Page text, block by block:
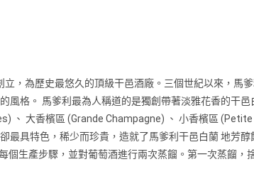
，為歷史最悠久的頂級干邑酒廠。三個世紀以來，馬
格。 馬爹利最為人稱道的是獨創帶著淡雅花香的干
、 大香檳區 (Grande Champagne) 、 小香檳區
具特色，稀少而珍貴，造就了馬爹利干邑白蘭 地芳醇
個生產步驟，並對葡萄酒進行兩次蒸餾。第一次蒸餾